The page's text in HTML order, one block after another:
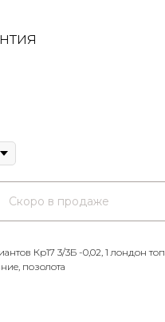
Кр17 3/3Б -0,02, 1 лондон
позолота